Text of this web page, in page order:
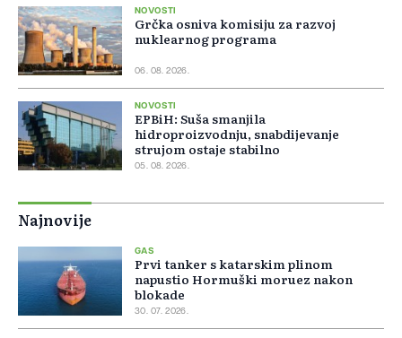
NOVOSTI
Grčka osniva komisiju za razvoj
nuklearnog programa
06. 08. 2026.
NOVOSTI
EPBiH: Suša smanjila
hidroproizvodnju, snabdijevanje
strujom ostaje stabilno
05. 08. 2026.
Najnovije
GAS
Prvi tanker s katarskim plinom
napustio Hormuški moruez nakon
blokade
30. 07. 2026.